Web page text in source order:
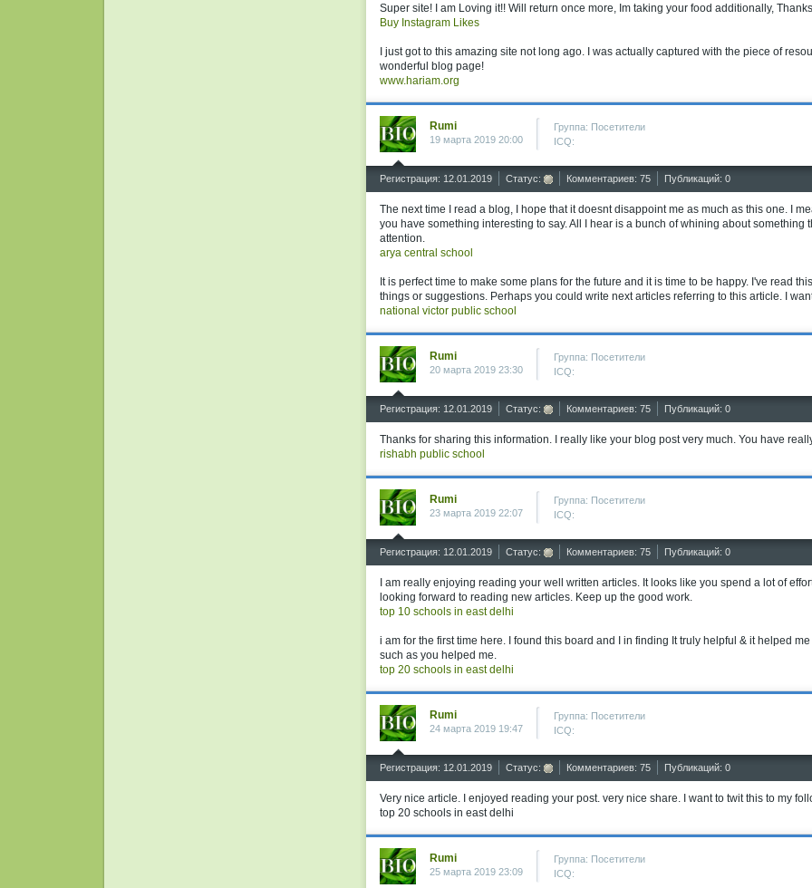
Super site! I am Loving it!! Will return once more, Im taking your food additionally,
Buy Instagram Likes
I just got to this amazing site not long ago. I was actually captured with the piece of
wonderful blog page!
www.hariam.org
Rumi
19 марта 2019 20:00
Группа: Посетители
ICQ:
Регистрация: 12.01.2019 Статус: Комментариев: 75 Публикаций: 0
The next time I read a blog, I hope that it doesnt disappoint me as much as this one. I
you have something interesting to say. All I hear is a bunch of whining about
attention.
arya central school
It is perfect time to make some plans for the future and it is time to be happy. I've read
things or suggestions. Perhaps you could write next articles referring to this article. I
national victor public school
Rumi
20 марта 2019 23:30
Группа: Посетители
ICQ:
Регистрация: 12.01.2019 Статус: Комментариев: 75 Публикаций: 0
Thanks for sharing this information. I really like your blog post very much. You have
rishabh public school
Rumi
23 марта 2019 22:07
Группа: Посетители
ICQ:
Регистрация: 12.01.2019 Статус: Комментариев: 75 Публикаций: 0
I am really enjoying reading your well written articles. It looks like you spend a lot of
looking forward to reading new articles. Keep up the good work.
top 10 schools in east delhi
i am for the first time here. I found this board and I in finding It truly helpful & it helped
such as you helped me.
top 20 schools in east delhi
Rumi
24 марта 2019 19:47
Группа: Посетители
ICQ:
Регистрация: 12.01.2019 Статус: Комментариев: 75 Публикаций: 0
Very nice article. I enjoyed reading your post. very nice share. I want to twit this to my
top 20 schools in east delhi
Rumi
25 марта 2019 23:09
Группа: Посетители
ICQ: